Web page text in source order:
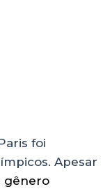
foi
Apesar
gênero